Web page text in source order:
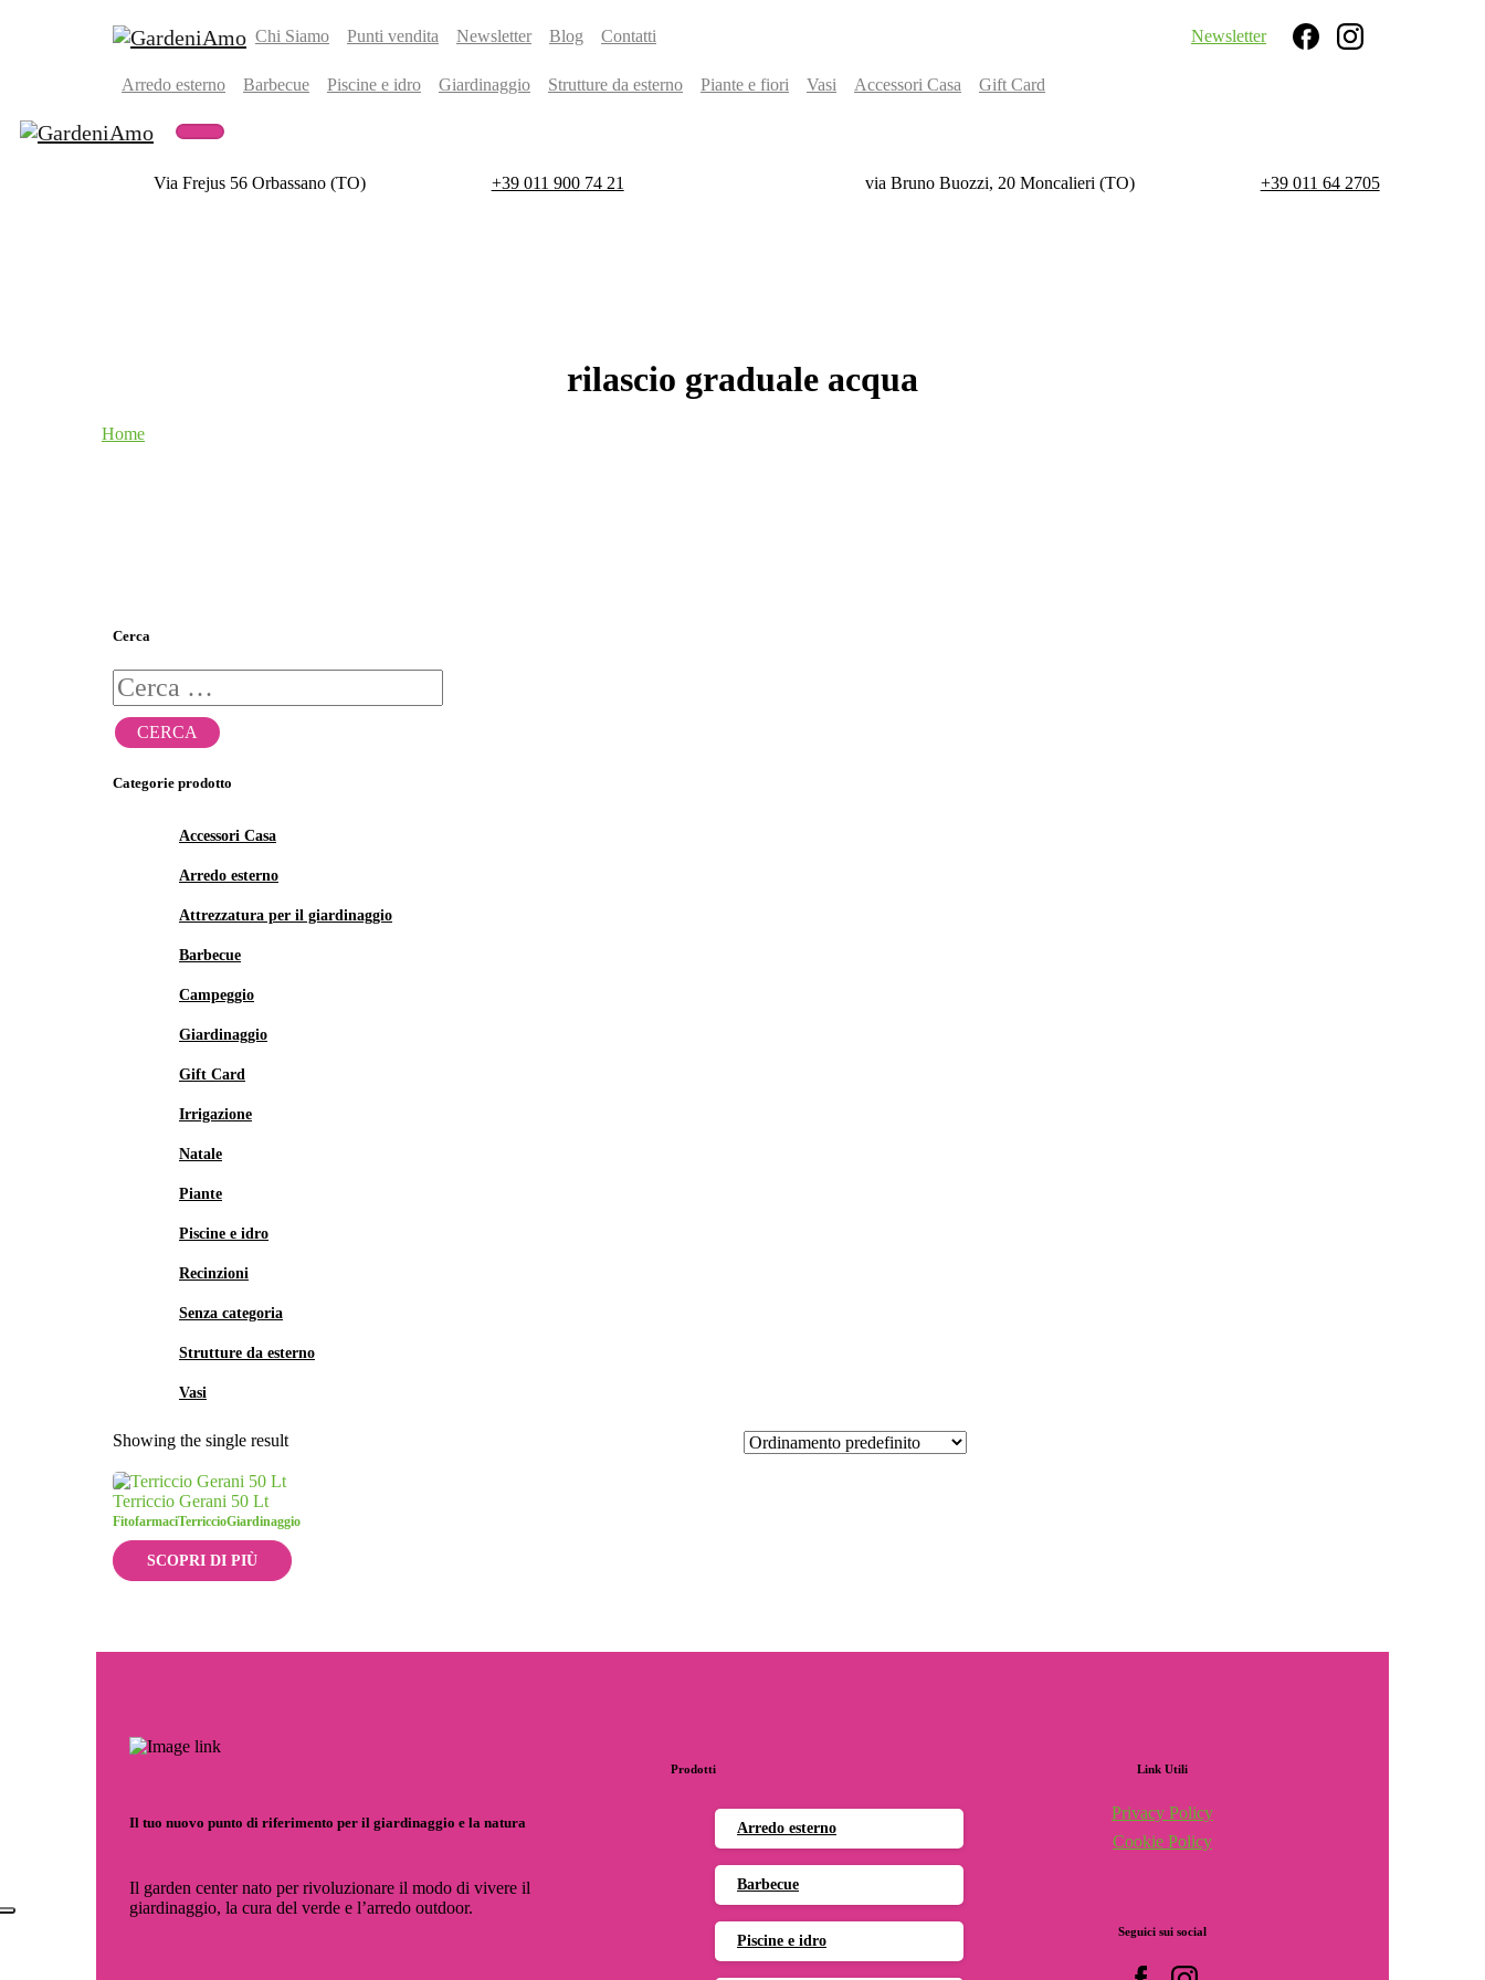
Chi Siamo Punti vendita Newsletter Blog Contatti Newsletter
Arredo esterno Barbecue Piscine e idro Giardinaggio Strutture da esterno Piante e fiori Vasi Accessori Casa Gift Card
Via Frejus 56 Orbassano (TO) +39 011 900 74 21 via Bruno Buozzi, 20 Moncalieri (TO) +39 011 64 2705
rilascio graduale acqua
Home
Showing the single result
Terriccio Gerani 50 Lt
FitofarmaciTerriccioGiardinaggio
SCOPRI DI PIÙ
Cerca
Ricerca
per:
Categorie prodotto
Accessori Casa
Arredo esterno
Attrezzatura per il giardinaggio
Barbecue
Campeggio
Giardinaggio
Gift Card
Irrigazione
Natale
Piante
Piscine e idro
Recinzioni
Senza categoria
Strutture da esterno
Vasi
Il tuo nuovo punto di riferimento per il giardinaggio e la natura
Il garden center nato per rivoluzionare il modo di vivere il
giardinaggio, la cura del verde e l’arredo outdoor.
Prodotti
Arredo esterno
Barbecue
Piscine e idro
Link Utili
Privacy Policy
Cookie Policy
Seguici sui social